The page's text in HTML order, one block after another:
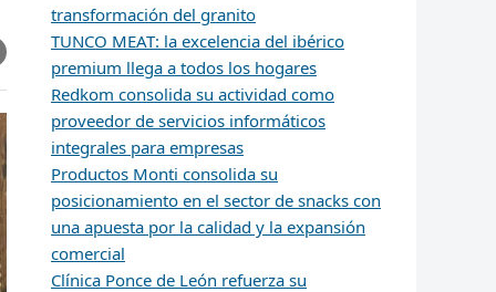
transformación del granito
TUNCO MEAT: la excelencia del ibérico
premium llega a todos los hogares
Redkom consolida su actividad como
proveedor de servicios informáticos
integrales para empresas
Productos Monti consolida su
posicionamiento en el sector de snacks con
una apuesta por la calidad y la expansión
comercial
Clínica Ponce de León refuerza su